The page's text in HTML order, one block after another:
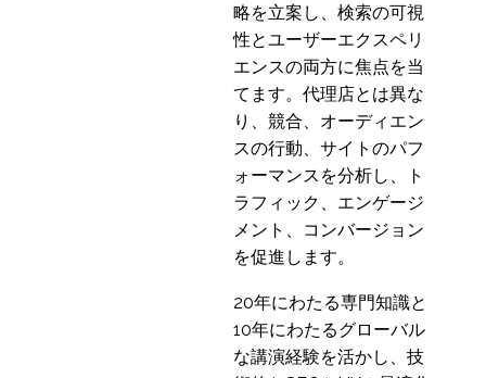
略を立案し、検索の可視
性とユーザーエクスペリ
エンスの両方に焦点を当
てます。代理店とは異な
り、競合、オーディエン
スの行動、サイトのパフ
ォーマンスを分析し、ト
ラフィック、エンゲージ
メント、コンバージョン
を促進します。
20年にわたる専門知識と
10年にわたるグローバル
な講演経験を活かし、技